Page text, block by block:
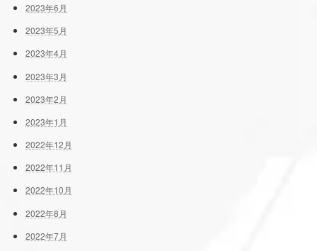
2023年6月
2023年5月
2023年4月
2023年3月
2023年2月
2023年1月
2022年12月
2022年11月
2022年10月
2022年8月
2022年7月